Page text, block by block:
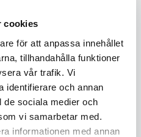
cookies
för att anpassa innehållet
tillhandahålla funktioner
vår trafik. Vi
identifierare och annan
de sociala medier och
vi samarbetar med.
informationen med annan
Cederroth Vägghållare för
ögondusch
SK077140051
I lager
5560464959
KÖP